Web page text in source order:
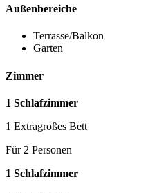
Außenbereiche
Terrasse/Balkon
Garten
Zimmer
1 Schlafzimmer
1 Extragroßes Bett
Für 2 Personen
1 Schlafzimmer